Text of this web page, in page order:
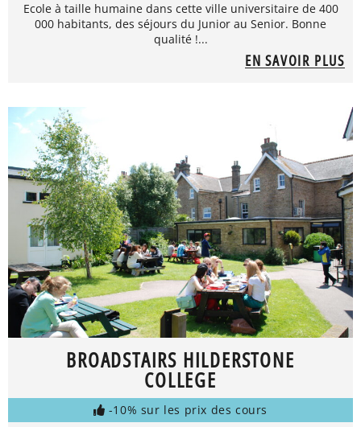
Ecole à taille humaine dans cette ville universitaire de 400
000 habitants, des séjours du Junior au Senior. Bonne
qualité !...
EN SAVOIR PLUS
BROADSTAIRS HILDERSTONE
COLLEGE
-10% sur les prix des cours